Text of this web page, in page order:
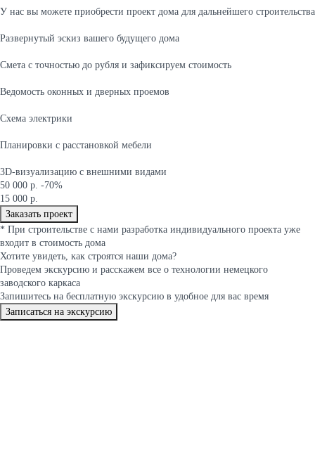
У нас вы можете приобрести проект дома для дальнейшего строительства
Развернутый эскиз вашего будущего дома
Cмета с точностью до рубля и зафиксируем стоимость
Ведомость оконных и дверных проемов
Cхема электрики
Планировки с расстановкой мебели
3D-визуализацию с внешними видами
50 000 р. -70%
15 000 р.
Заказать проект
* При строительстве с нами разработка индивидуального проекта уже
входит в стоимость дома
Хотите увидеть, как строятся наши дома?
Проведем экскурсию и расскажем все о технологии немецкого
заводского каркаса
Запишитесь на бесплатную экскурсию в удобное для вас время
Записаться на экскурсию